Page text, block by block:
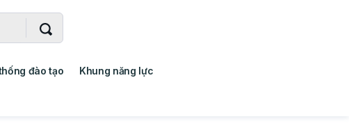
đào tạo Khung năng lực